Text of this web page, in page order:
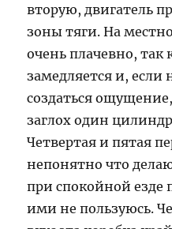
вторую, двигатель
зоны тяги. На
очень плачевно, так
замедляется и,
создаться
заглох один
Четвертая и пятая
непонятно что
при спокойной езде
ими не пользуюсь.